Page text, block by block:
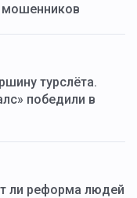
мошенников
турслёта.
победили в
ли реформа людей